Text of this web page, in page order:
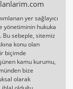
yer sağlayıcı
yönetiminin hukuka
Bu sebeple, sitemiz
konu olan
biçimde
kamu kurumu,
bize
olarak